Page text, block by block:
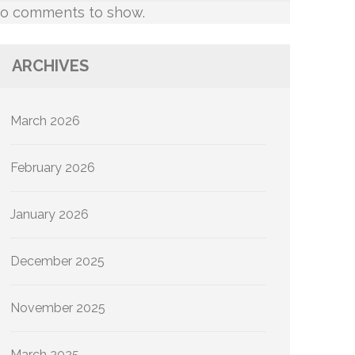
comments to show.
ARCHIVES
March 2026
February 2026
January 2026
December 2025
November 2025